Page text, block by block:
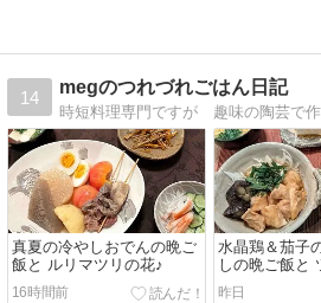
14
megのつれづれごはん日記
真夏の冷やしおでんの晩ご
飯と ルリマツリの花♪
16時間前
水晶鶏＆茄子
しの晩ご飯と
花♪
昨日